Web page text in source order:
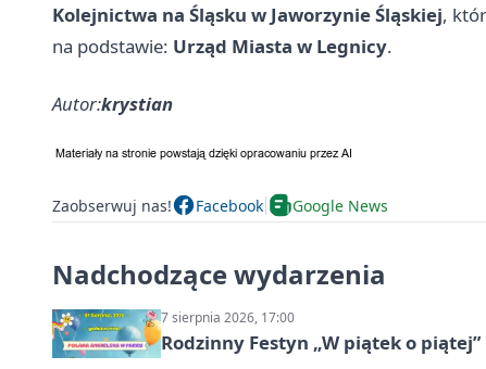
Kolejnictwa na Śląsku w Jaworzynie Śląskiej,
na podstawie: Urząd Miasta w Legnicy.
Autor:krystian
Zaobserwuj nas! Facebook Google News
Nadchodzące wydarzenia
7 sierpnia 2026, 17:00
Rodzinny Festyn „W piątek o piątej”